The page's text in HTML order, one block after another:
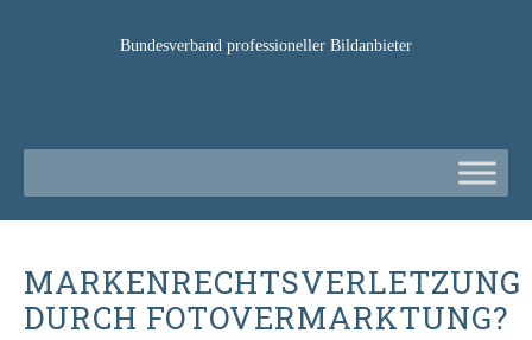
Bundesverband professioneller Bildanbieter
MARKENRECHTSVERLETZUNG
DURCH FOTOVERMARKTUNG?